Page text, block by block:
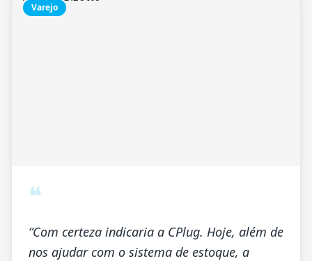
Varejo
❝
“Com certeza indicaria a CPlug. Hoje, além de
nos ajudar com o sistema de estoque, a